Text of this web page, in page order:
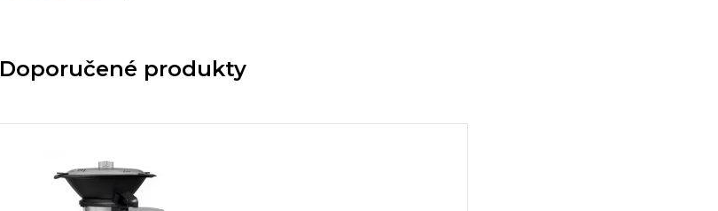
Doporučené produkty